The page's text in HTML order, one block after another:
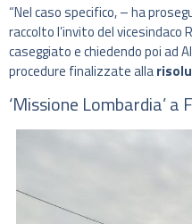
“Nel caso specifico, – ha
raccolto l’invito del vicesindaco
caseggiato e chiedendo poi ad
procedure finalizzate alla
‘Missione Lombardia’ a